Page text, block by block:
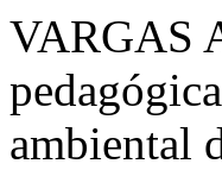
VARGAS
ambiental